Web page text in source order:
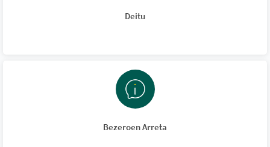
Deitu
Bezeroen Arreta